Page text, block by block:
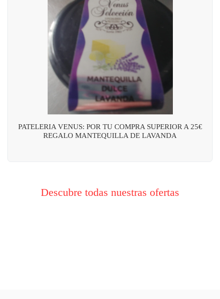
PATELERIA VENUS: POR TU COMPRA SUPERIOR A 25€
REGALO MANTEQUILLA DE LAVANDA
Descubre todas nuestras ofertas